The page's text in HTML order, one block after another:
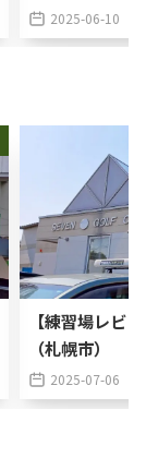
2025-06-10
【練習場レビ
（札幌市）
2025-07-06